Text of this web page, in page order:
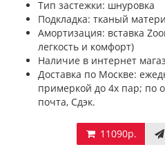
Тип застежки: шнуровка
Подкладка: тканый
Амортизация: вставка
легкость и комфорт)
Наличие в интернет
Доставка по Москве:
примеркой до 4х пар; по
почта, Сдэк.
11090р.